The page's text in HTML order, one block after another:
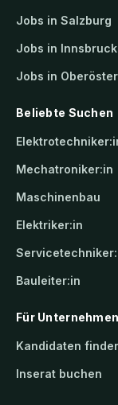
Jobs in Salzburg
Jobs in Innsbruck
Jobs in
Beliebte Suchen
Mechatroniker:in
Maschinenbau
Elektriker:in
Bauleiter:in
Für Unternehmen
Kandidaten
Inserat buchen